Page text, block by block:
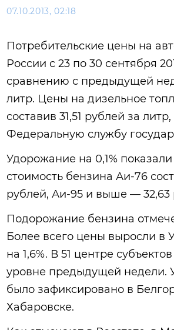
07.10.2013, 02:18
Потребительские цены на
России с 23 по 30 сентября
сравнению с предыдущей
литр. Цены на дизельное
составив 31,51 рублей за
Федеральную службу
Удорожание на 0,1%
стоимость бензина Аи-76
рублей, Аи-95 и выше — 32,63
Подорожание бензина
Более всего цены выросли в
на 1,6%. В 51 центре
уровне предыдущей недели.
было зафиксировано в
Хабаровске.